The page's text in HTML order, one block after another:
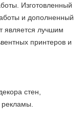
Изготовленный
и дополненный
является лучшим
принтеров и
стен,